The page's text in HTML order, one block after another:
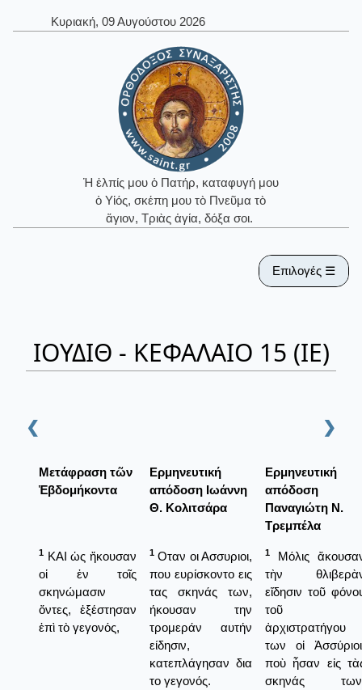
Κυριακή, 09 Αυγούστου 2026
Ἡ ἐλπίς μου ὁ Πατήρ, καταφυγή μου
ὁ Υἱός, σκέπη μου τὸ Πνεῦμα τὸ
ἅγιον, Τριὰς ἁγία, δόξα σοι.
Επιλογές ☰
ΙΟΥΔΙΘ - ΚΕΦΑΛΑΙΟ 15 (ΙΕ)
❮ ❯
Μετάφραση τῶν
Ἑβδομήκοντα
Ερμηνευτική
απόδοση Ιωάννη
Θ. Κολιτσάρα
Ερμηνευτική
απόδοση
Παναγιώτη Ν.
Τρεμπέλα
1 ΚΑΙ ὡς ἤκουσαν
οἱ ἐν τοῖς
σκηνώμασιν
ὄντες, ἐξέστησαν
ἐπὶ τὸ γεγονός,
1 Οταν οι Ασσυριοι,
που ευρίσκοντο εις
τας σκηνάς των,
ήκουσαν την
τρομεράν αυτήν
είδησιν,
κατεπλάγησαν δια
το γεγονός.
1
Μόλις
τὴν
εἴδησιν τοῦ
τοῦ
ἀρχιστρατήγου
των οἱ
ποὺ ἦσαν εἰς
σκηνάς